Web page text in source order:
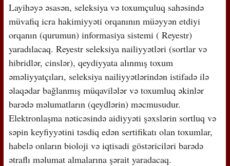
Layihəyə əsasən, seleksiya və toxumçuluq sahəsində
müvafiq icra hakimiyyəti orqanının müəyyən etdiyi
orqanın (qurumun) informasiya sistemi ( Reyestr)
yaradılacaq. Reyestr seleksiya nailiyyətləri (sortlar və
hibridlər, cinslər), qeydiyyata alınmış toxum
əməliyyatçıları, seleksiya nailiyyətlərindən istifadə ilə
əlaqədar bağlanmış müqavilələr və toxumluq əkinlər
barədə məlumatların (qeydlərin) məcmusudur.
Elektronlaşma nəticəsində aidiyyəti şəxslərin sortluq və
səpin keyfiyyətini təsdiq edən sertifikatı olan toxumlar,
habelə onların bioloji və iqtisadi göstəriciləri barədə
ətraflı məlumat almalarına şərait yaradacaq.